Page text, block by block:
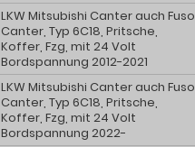
LKW Mitsubishi Canter auch Fuso
Canter, Typ 6C18, Pritsche,
Koffer, Fzg, mit 24 Volt
Bordspannung 2012-2021
LKW Mitsubishi Canter auch Fuso
Canter, Typ 6C18, Pritsche,
Koffer, Fzg, mit 24 Volt
Bordspannung 2022-